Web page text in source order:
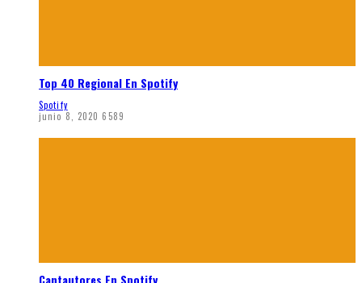
Top 40 Regional En Spotify
Spotify
junio 8, 2020 6589
Cantautores En Spotify